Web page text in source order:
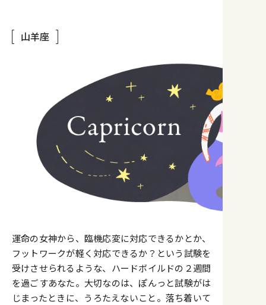
山羊座
運命の女神から、臨機応変に対応できるかとか、
フットワークが軽く対応できるか？という試験を
受けさせられるような、ハードボイルドの２週間
を過ごすあなた。大切なのは、ぽんっと試験がは
じまったときに、うろたえないこと。落ち着いて